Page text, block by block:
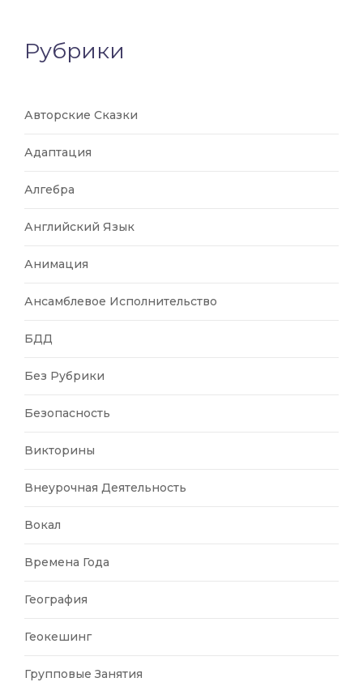
Рубрики
Авторские Сказки
Адаптация
Алгебра
Английский Язык
Анимация
Ансамблевое Исполнительство
БДД
Без Рубрики
Безопасность
Викторины
Внеурочная Деятельность
Вокал
Времена Года
География
Геокешинг
Групповые Занятия